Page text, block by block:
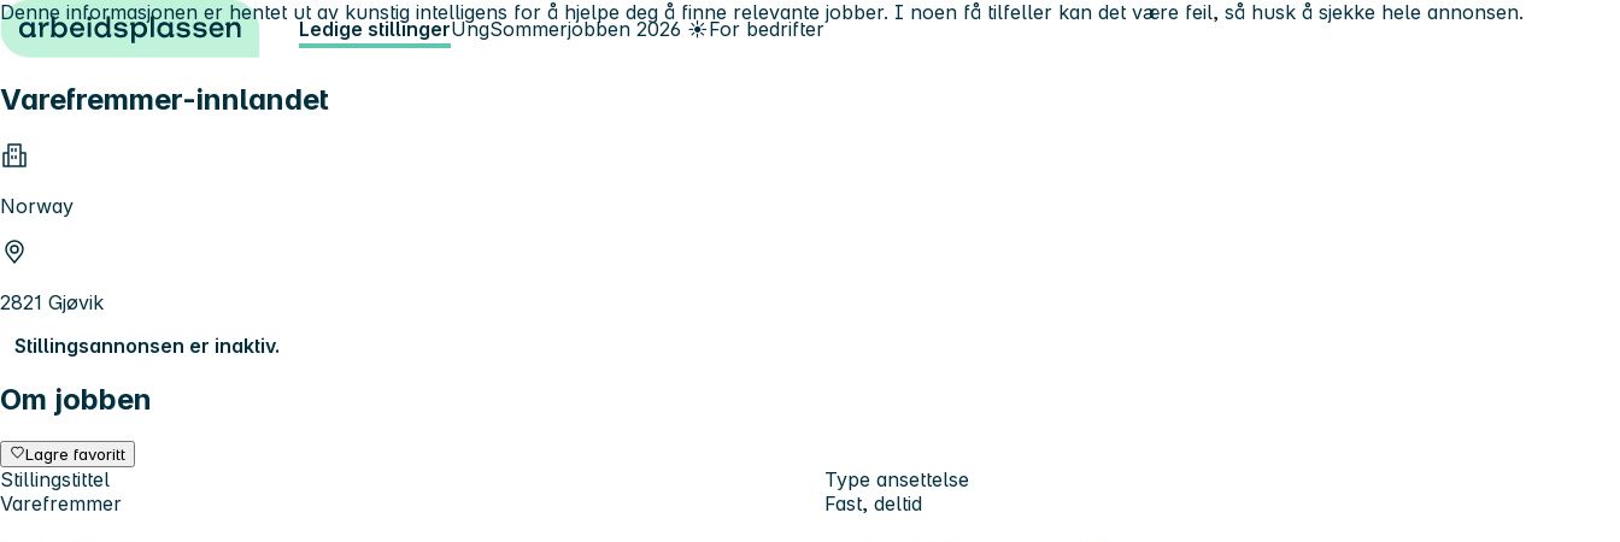
Hopp til innhold Ledige stillingerUngSommerjobben 2026 ☀️For bedrifter
Varefremmer-innlandet
Norway
2821 Gjøvik
Stillingsannonsen er inaktiv.
Om jobben
Lagre favoritt
Stillingstittel
Varefremmer
Type ansettelse
Fast, deltid
Denne informasjonen er hentet ut av kunstig intelligens for å hjelpe deg å finne relevante jobber. I noen få tilfeller kan det være feil, så husk å sjekke hele annonsen.